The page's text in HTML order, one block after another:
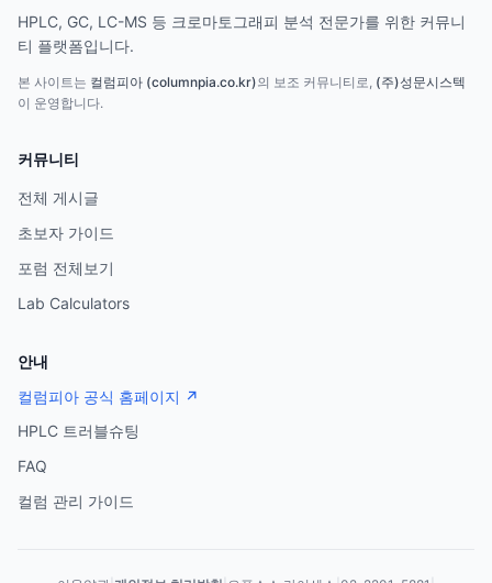
HPLC, GC, LC-MS 등 크로마토그래피 분석 전문가를 위한 커뮤니
티 플랫폼입니다.
본 사이트는 컬럼피아 (columnpia.co.kr)의 보조 커뮤니티로, (주)성문시스텍
이 운영합니다.
커뮤니티
전체 게시글
초보자 가이드
포럼 전체보기
Lab Calculators
안내
컬럼피아 공식 홈페이지 ↗
HPLC 트러블슈팅
FAQ
컬럼 관리 가이드